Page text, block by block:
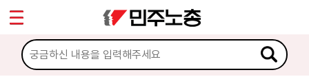
마이페이지
소개
Sketchbook5, 스케치북5